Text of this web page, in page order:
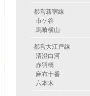
都営新宿線
市ケ谷
馬喰横山
都営大江戸線
清澄白河
赤羽橋
麻布十番
六本木